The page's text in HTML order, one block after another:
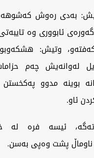
بەدی رەوش
ئابووری وە
وتیش:
لەوانەیش چەم
بوینە مدوو
ئاو.
ئیسە فرە لە
ناوماڵ پشت وەپی بەسن.